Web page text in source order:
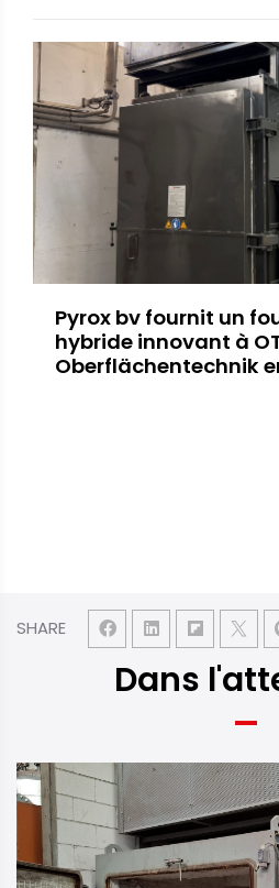
SHARE
Pyrox bv fournit un
hybride innovant à
Oberflächentechnik
Dans